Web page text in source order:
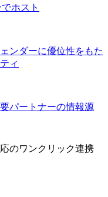
ホスト
ンダーに優位性をもた
ィ
パートナーの情報源
のワンクリック連携